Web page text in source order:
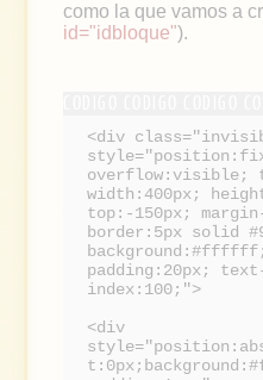
como la que vamos a
id="idbloque").
<div
overflow:visible;
width:400px;
top:-150px;
border:5px solid
padding:20px;
index:100;">
<div